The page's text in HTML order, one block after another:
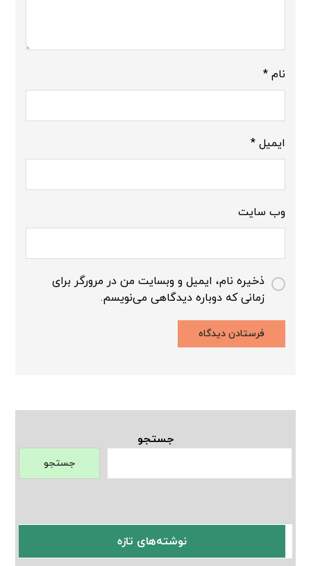
نام*
ایمیل*
وب‌ سایت
ذخیره نام، ایمیل و وبسایت من در مرورگر برای
زمانی که دوباره دیدگاهی می‌نویسم.
جستجو
جستجو
نوشته‌های تازه